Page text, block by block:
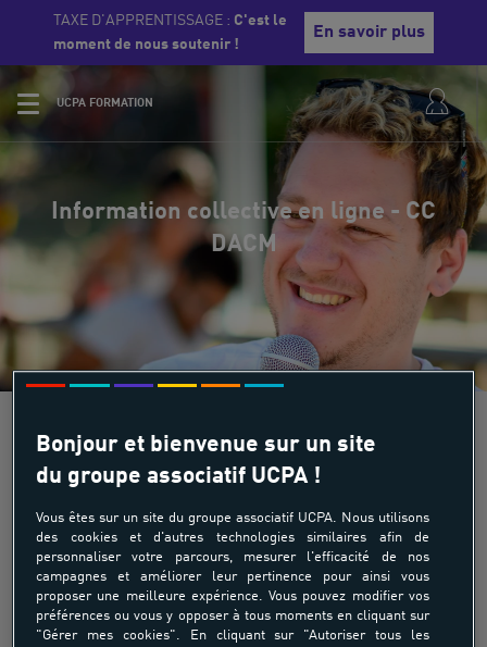
TAXE D'APPRENTISSAGE : C'est le
moment de nous soutenir !
En savoir plus
UCPA FORMATION
Information collective en ligne - CC
DACM
Information collective en ligne -
CC DACM
Mardi 16 décembre à 18h
À partir de
Bonjour et bienvenue sur un site
du groupe associatif UCPA !
Vous êtes sur un site du groupe associatif UCPA. Nous utilisons
des cookies et d'autres technologies similaires afin de
personnaliser votre parcours, mesurer l'efficacité de nos
campagnes et améliorer leur pertinence pour ainsi vous
proposer une meilleure expérience. Vous pouvez modifier vos
préférences ou vous y opposer à tous moments en cliquant sur
"Gérer mes cookies". En cliquant sur "Autoriser tous les